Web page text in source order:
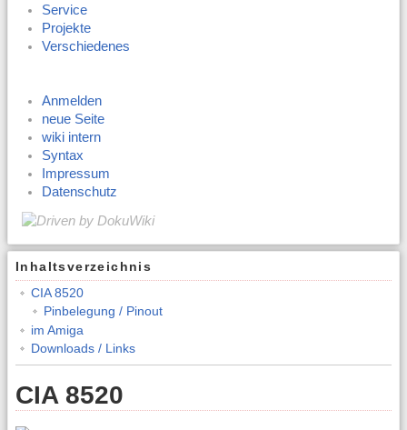
Service
Projekte
Verschiedenes
Anmelden
neue Seite
wiki intern
Syntax
Impressum
Datenschutz
Inhaltsverzeichnis
CIA 8520
Pinbelegung / Pinout
im Amiga
Downloads / Links
CIA 8520